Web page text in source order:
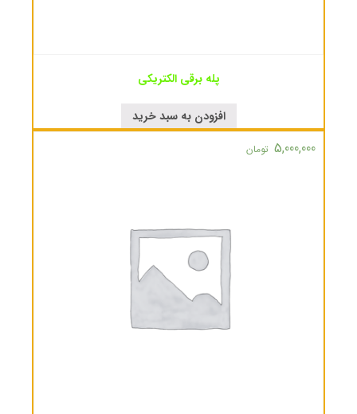
پله برقی الکتریکی
افزودن به سبد خرید
5,000,000 تومان